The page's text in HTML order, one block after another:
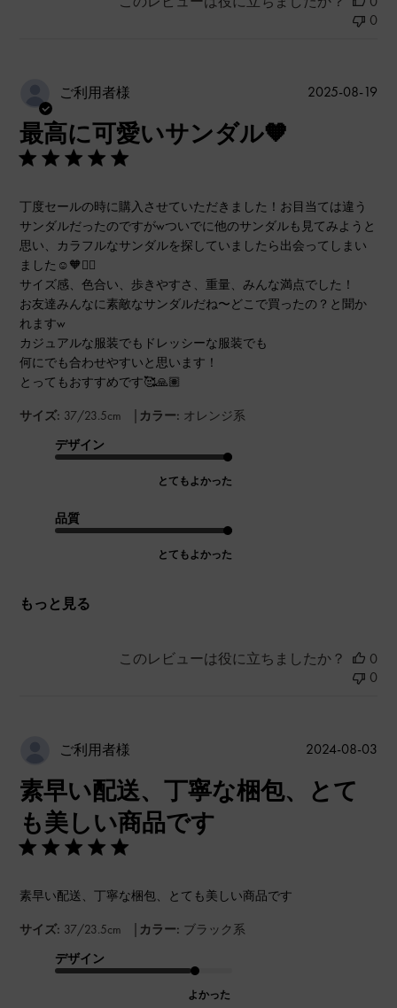
0
ご利用者様
最高に可愛いサンダル🧡
丁度セールの時に購入させていただきました！お目当ては違う
サンダルだったのですがwついでに他のサンダルも見てみようと
思い、カラフルなサンダルを探していましたら出会ってしまい
ました☺️🧡✌🏼
サイズ感、色合い、歩きやすさ、重量、みんな満点でした！
お友達みんなに素敵なサンダルだね〜どこで買ったの？と聞か
れますw
カジュアルな服装でもドレッシーな服装でも
何にでも合わせやすいと思います！
とってもおすすめです🥰🙏🏽
サイズ: 37/23.5cm | カラー: オレンジ系
デザイン
とてもよかった
品質
とてもよかった
もっと見る
公
2025-08-19
このレビューは役に立ちましたか？
0
0
ご利用者様
素早い配送、丁寧な梱包、とて
も美しい商品です
素早い配送、丁寧な梱包、とても美しい商品です
サイズ: 37/23.5cm | カラー: ブラック系
デザイン
よかった
公
2024-08-03